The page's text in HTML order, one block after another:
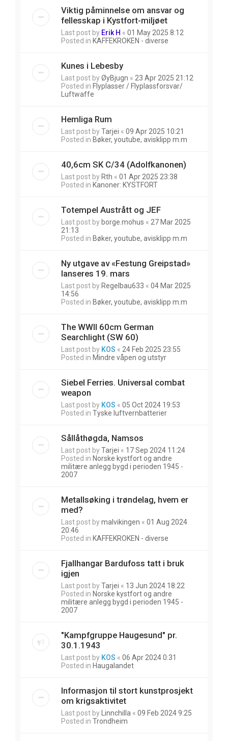
Viktig påminnelse om ansvar og
fellesskap i Kystfort-miljøet
Last post by Erik H « 01 May 2025 8:12
Posted in KAFFEKROKEN - diverse
Kunes i Lebesby
Last post byØyBjugn « 23 Apr 2025 21:12
Posted in Flyplasser / Flyplassforsvar/
Luftwaffe
Hemliga Rum
Last post byTarjei « 09 Apr 2025 10:21
Posted in Bøker, youtube, avisklipp m.m
40,6cm SK C/34 (Adolfkanonen)
Last post by Rth « 01 Apr 2025 23:38
Posted in Kanoner: KYSTFORT
Totempel Austrått og JEF
Last post by borge.mohus « 27 Mar 2025
21:13
Posted in Bøker, youtube, avisklipp m.m
Ny utgave av «Festung Greipstad»
lanseres 19. mars
Last post by Regelbau633 « 04 Mar 2025
14:56
Posted in Bøker, youtube, avisklipp m.m
The WWII 60cm German
Searchlight (SW 60)
Last post by KOS « 24 Feb 2025 23:55
Posted in Mindre våpen og utstyr
Siebel Ferries. Universal combat
weapon
Last post by KOS « 05 Oct 2024 19:53
Posted in Tyske luftvernbatterier
Sållåthøgda, Namsos
Last post byTarjei « 17 Sep 2024 11:24
Posted in Norske kystfort og andre
militære anlegg bygd i perioden 1945 -
2007
Metallsøking i trøndelag, hvem er
med?
Last post bymalvikingen « 01 Aug 2024
20:46
Posted in KAFFEKROKEN - diverse
Fjallhangar Bardufoss tatt i bruk
igjen
Last post byTarjei « 13 Jun 2024 18:22
Posted in Norske kystfort og andre
militære anlegg bygd i perioden 1945 -
2007
"Kampfgruppe Haugesund" pr.
30.1.1943
Last post by KOS « 06 Apr 2024 0:31
Posted in Haugalandet
Informasjon til stort kunstprosjekt
om krigsaktivitet
Last post by Linnchilla « 09 Feb 2024 9:25
Posted in Trondheim